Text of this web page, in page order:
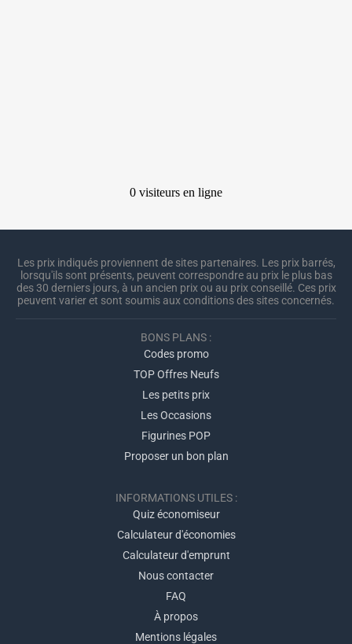
Les prix indiqués proviennent de sites partenaires. Les prix barrés,
lorsqu'ils sont présents, peuvent correspondre au prix le plus bas
des 30 derniers jours, à un ancien prix ou au prix conseillé. Ces prix
peuvent varier et sont soumis aux conditions des sites concernés.
BONS PLANS :
Codes promo
TOP Offres Neufs
Les petits prix
Les Occasions
Figurines POP
Proposer un bon plan
INFORMATIONS UTILES :
Quiz économiseur
Calculateur d'économies
Calculateur d'emprunt
Nous contacter
FAQ
À propos
Mentions légales